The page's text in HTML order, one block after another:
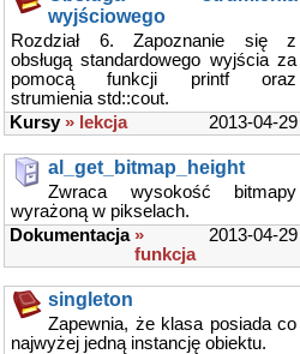
wyjściowego
Rozdział 6. Zapoznanie się z
obsługą standardowego wyjścia za
pomocą funkcji printf oraz
strumienia std::cout.
2013-04-29
Kursy » lekcja
al_get_bitmap_height
Zwraca wysokość bitmapy
wyrażoną w pikselach.
2013-04-29
Dokumentacja »
funkcja
singleton
Zapewnia, że klasa posiada co
najwyżej jedną instancję obiektu.